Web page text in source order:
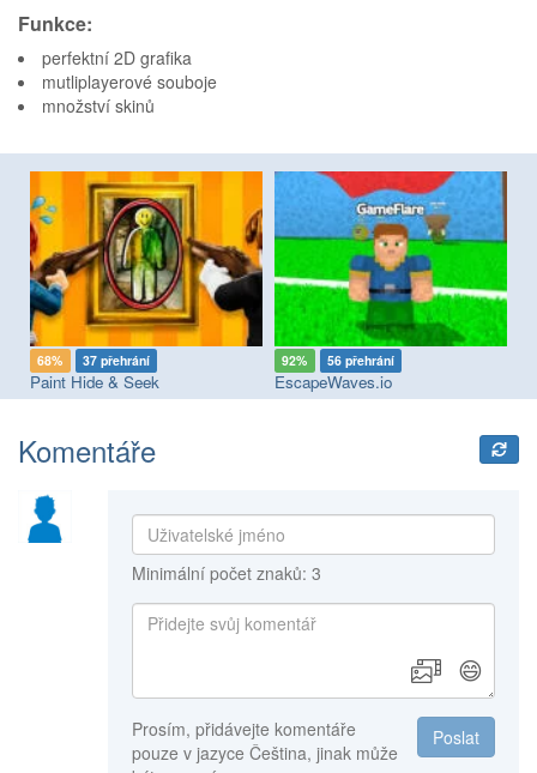
Funkce:
perfektní 2D grafika
mutliplayerové souboje
množství skinů
68% 37 přehrání
Paint Hide & Seek
92% 56 přehrání
EscapeWaves.io
Komentáře
Minimální počet znaků: 3
😄
Poslat
Prosím, přidávejte komentáře
pouze v jazyce Čeština, jinak může